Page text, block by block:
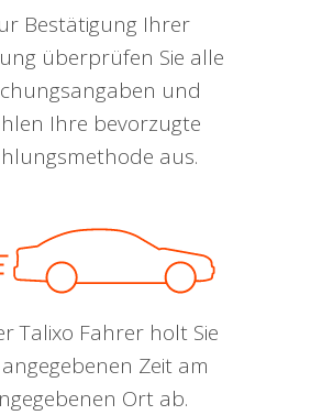
Bestätigung Ihrer
überprüfen Sie alle
und
Ihre bevorzugte
aus.
Talixo Fahrer holt Sie
Zeit am
Ort ab.